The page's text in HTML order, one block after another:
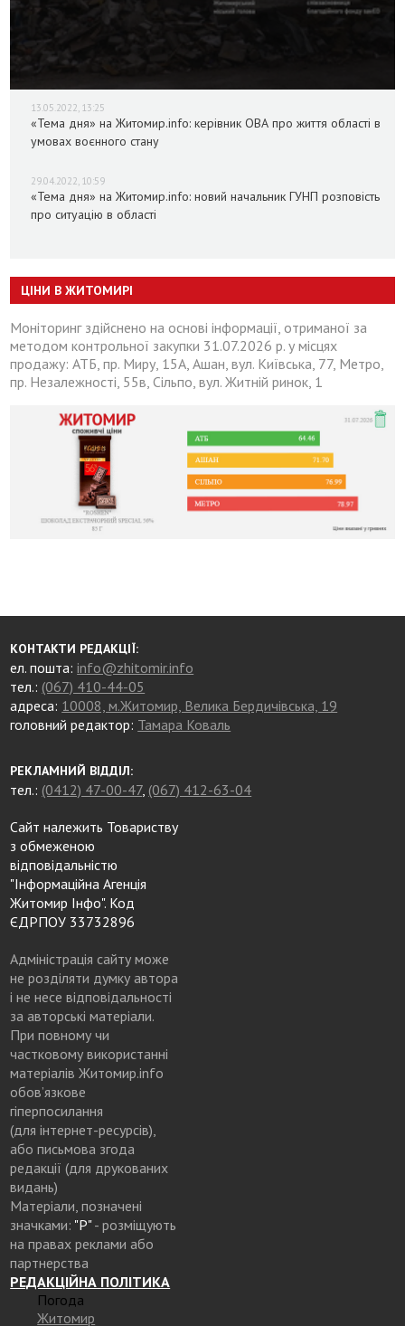
13.05.2022, 13:25
«Тема дня» на Житомир.info: керівник ОВА про життя області в
умовах воєнного стану
29.04.2022, 10:59
«Тема дня» на Житомир.info: новий начальник ГУНП розповість
про ситуацію в області
ЦІНИ В ЖИТОМИРІ
Моніторинг здійснено на основі інформації, отриманої за
методом контрольної закупки 31.07.2026 р. у місцях
продажу: АТБ, пр. Миру, 15А, Ашан, вул. Київська, 77, Метро,
пр. Незалежності, 55в, Сільпо, вул. Житній ринок, 1
КОНТАКТИ РЕДАКЦІЇ:
ел. пошта:info@zhitomir.info
тел.: (067) 410-44-05
адреса: 10008, м.Житомир, Велика Бердичівська, 19
головний редактор: Тамара Коваль
РЕКЛАМНИЙ ВІДДІЛ:
тел.: (0412) 47-00-47, (067) 412-63-04
Сайт належить Товариству
з обмеженою
відповідальністю
"Інформаційна Агенція
Житомир Інфо". Код
ЄДРПОУ 33732896
Адміністрація сайту може
не розділяти думку автора
і не несе відповідальності
за авторські матеріали.
При повному чи
частковому використанні
матеріалів Житомир.info
обов’язкове
гіперпосилання
(для інтернет-ресурсів),
або письмова згода
редакції (для друкованих
видань)
Матеріали, позначені
значками: "Р"- розміщують
на правах реклами або
партнерства
РЕДАКЦІЙНА ПОЛІТИКА
Погода
Житомир